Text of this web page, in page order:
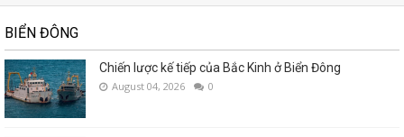
BIỂN ĐÔNG
Chiến lược kế tiếp của Bắc Kinh ở Biển Đông
August 04, 2026 0